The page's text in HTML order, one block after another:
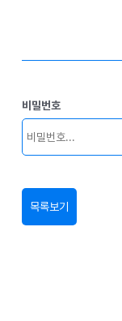
비밀번호
목록보기